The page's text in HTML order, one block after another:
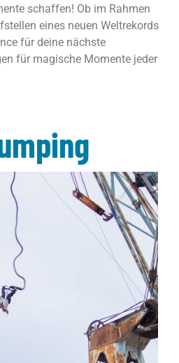
schaffen! Ob im Rahmen
eines neuen Weltrekords
für deine nächste
für magische Momente jeder